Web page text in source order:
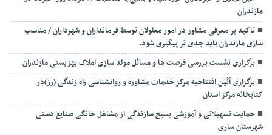
مازندران
تاکید بر معرفی مشاور در امور معلولان توسط فرمانداران و شهرداران / مناسب
سازی مازندران باید جدی تر پیگیری شود.
برگزاری نشست بررسی فرصت ها و مسائل مولد سازی املاک بهزیستی مازندران
برگزاری آئین افتتاحیه مرکز خدمات مشاوره و روانشناسی راه زندگی (رز)در
کتابخانه مرکز استان
حمایت تسهیلاتی و آموزشی بسیج سازندگی از مشاغل خانگی صنایع دستی
شهرستان ساری